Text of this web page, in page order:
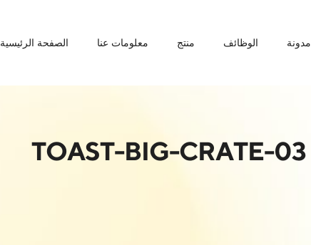
الصفحة الرئيسية معلومات عنا منتج الوظائف مدونة
TOAST-BIG-CRATE-03